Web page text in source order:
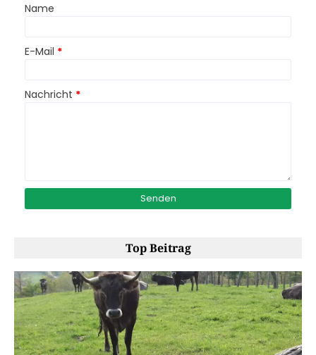
Name
E-Mail *
Nachricht *
Top Beitrag